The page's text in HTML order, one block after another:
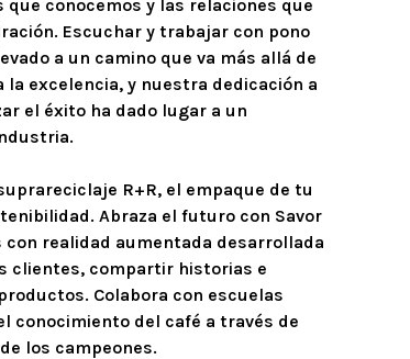
conocemos y las relaciones que
Escuchar y trabajar con pono
a un camino que va más allá de
excelencia, y nuestra dedicación a
el éxito ha dado lugar a un
R+R, el empaque de tu
Abraza el futuro con Savor
realidad aumentada desarrollada
clientes, compartir historias e
Colabora con escuelas
conocimiento del café a través de
los campeones.